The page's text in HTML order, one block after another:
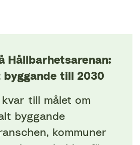
Hållbarhetsarenan:
till 2030
till målet om
byggande
kommuner